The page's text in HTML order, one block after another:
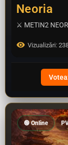
Neoria
Vizualizări:
🟢 Online